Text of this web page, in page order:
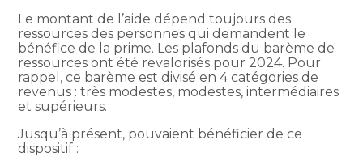
Le montant de l’aide dépend toujours des
ressources des personnes qui demandent le
bénéfice de la prime. Les plafonds du barème de
ressources ont été revalorisés pour 2024. Pour
rappel, ce barème est divisé en 4 catégories de
revenus : très modestes, modestes, intermédiaires
et supérieurs.
Jusqu’à présent, pouvaient bénéficier de ce
dispositif :